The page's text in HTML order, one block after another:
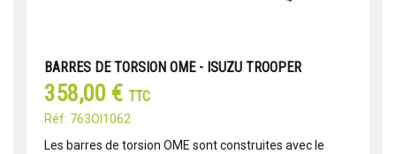
BARRES DE TORSION OME - ISUZU TROOPER
358,00 € TTC
Réf: 763OI1062
Les barres de torsion OME sont construites avec le